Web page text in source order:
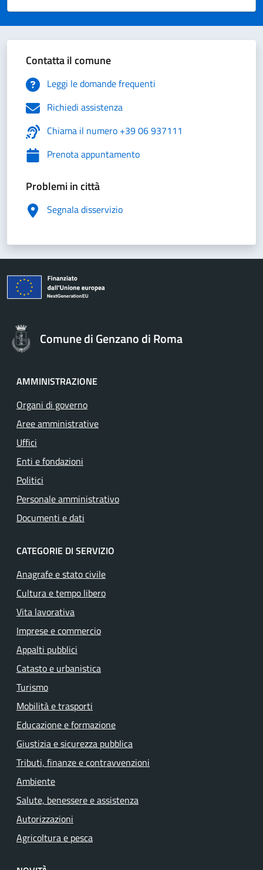
Valuta 5 stelle su 5
Valuta 4 stelle su 5
Valuta 3 stelle su 5
Valuta 2 stelle su 5
Valuta 1 stelle su 5
Contatta il comune
Leggi le domande frequenti
Richiedi assistenza
Chiama il numero +39 06 937111
Prenota appuntamento
Problemi in città
Segnala disservizio
Comune di Genzano di Roma
AMMINISTRAZIONE
Organi di governo
Aree amministrative
Uffici
Enti e fondazioni
Politici
Personale amministrativo
Documenti e dati
CATEGORIE DI SERVIZIO
Anagrafe e stato civile
Cultura e tempo libero
Vita lavorativa
Imprese e commercio
Appalti pubblici
Catasto e urbanistica
Turismo
Mobilità e trasporti
Educazione e formazione
Giustizia e sicurezza pubblica
Tributi, finanze e contravvenzioni
Ambiente
Salute, benessere e assistenza
Autorizzazioni
Agricoltura e pesca